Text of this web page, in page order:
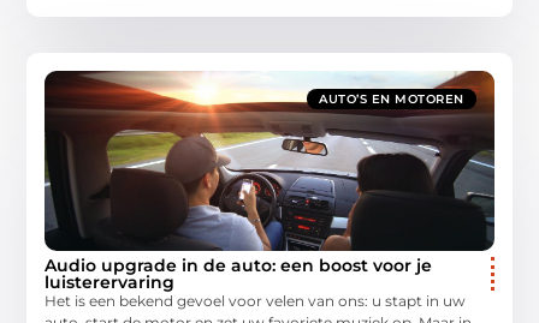
AUTO’S EN MOTOREN
Audio upgrade in de auto: een boost voor je
luisterervaring
Het is een bekend gevoel voor velen van ons: u stapt in uw